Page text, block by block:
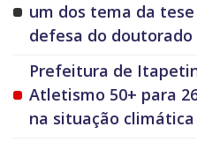
um dos tema da
defesa do doutorado
Prefeitura de
Atletismo 50+ para
na situação climática